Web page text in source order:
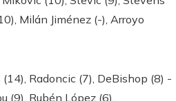
Milán Jiménez (-), Arroyo
Radoncic (7), DeBishop (8) -
(9), Rubén López (6).